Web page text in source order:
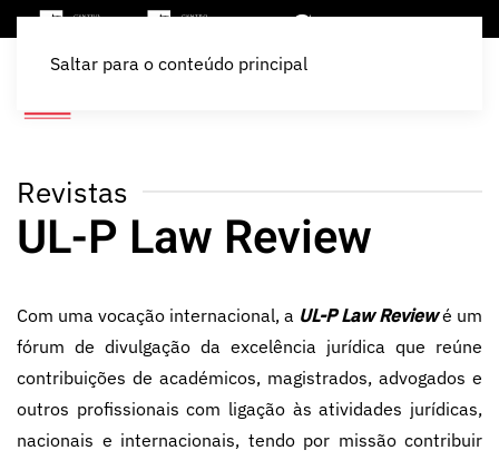
Saltar para o conteúdo principal
Revistas
UL-P Law Review
Com uma vocação internacional, a UL-P Law Reviewé um
fórum de divulgação da excelência jurídica que reúne
contribuições de académicos, magistrados, advogados e
outros profissionais com ligação às atividades jurídicas,
nacionais e internacionais, tendo por missão contribuir